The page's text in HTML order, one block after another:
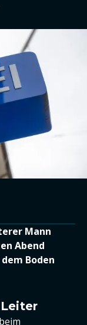
Mann
Abend
Boden